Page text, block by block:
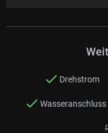
Drehstrom
Wasseranschluss